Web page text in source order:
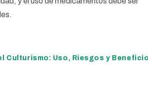
Culturismo: Uso, Riesgos y